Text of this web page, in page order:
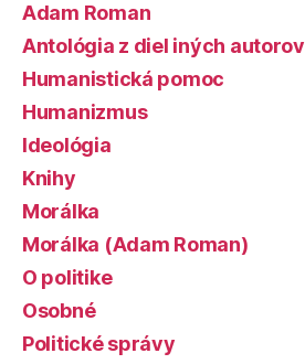
Adam Roman
Antológia z diel iných autorov
Humanistická pomoc
Humanizmus
Ideológia
Knihy
Morálka
Morálka (Adam Roman)
O politike
Osobné
Politické správy